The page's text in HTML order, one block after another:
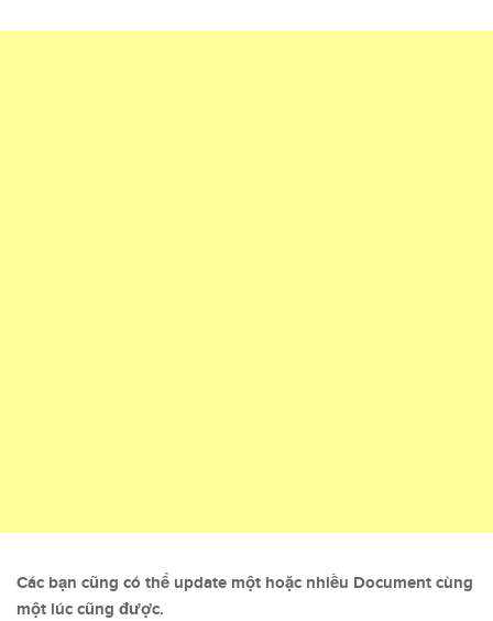
Các bạn cũng có thể update một hoặc nhiều Document cùng
một lúc cũng được.